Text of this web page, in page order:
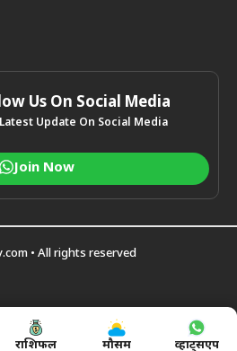
Us On Social Media
Update On Social Media
Join Now
• All rights reserved
राशिफल मौसम व्हाट्सएप